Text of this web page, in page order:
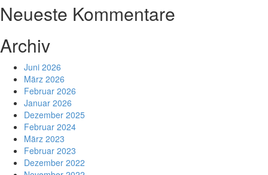
Neueste Kommentare
Archiv
Juni 2026
März 2026
Februar 2026
Januar 2026
Dezember 2025
Februar 2024
März 2023
Februar 2023
Dezember 2022